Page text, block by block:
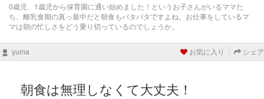
0歳児、1歳児から保育園に通い始めました！というお子さんがいるママた
ち、離乳食期の真っ最中だと朝食もバタバタですよね。お仕事をしているマ
マは朝の忙しさをどう乗り切っているのでしょうか。
yuma お気に入り シェア
朝食は無理しなくて大丈夫！